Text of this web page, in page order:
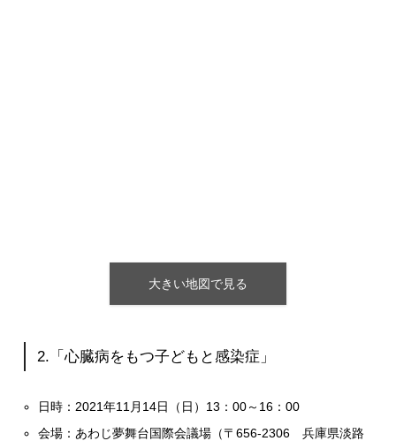
大きい地図で見る
2.「心臓病をもつ子どもと感染症」
日時：2021年11月14日（日）13：00～16：00
会場：あわじ夢舞台国際会議場（〒656-2306 兵庫県淡路